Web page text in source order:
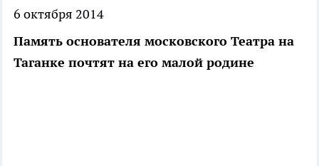
6 октября 2014
Память основателя московского Театра на
Таганке почтят на его малой родине